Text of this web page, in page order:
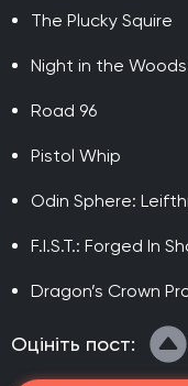
The Plucky Squire
Night in the Woods
Road 96
Pistol Whip
Odin Sphere:
F.I.S.T.: Forged In
Dragon’s Crown
Оцініть пост: